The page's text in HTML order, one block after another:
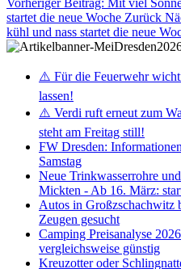
startet die neue Woche Zurück
kühl und nass startet die neue
⚠️ Für die Feuerwehr
lassen!
⚠️ Verdi ruft erneut zum
steht am Freitag still!
FW Dresden:
Samstag
Neue Trinkwasserrohre
Mickten - Ab 16. März:
Autos in Großzschachwitz
Zeugen gesucht
Camping Preisanalyse
vergleichsweise günstig
Kreuzotter oder